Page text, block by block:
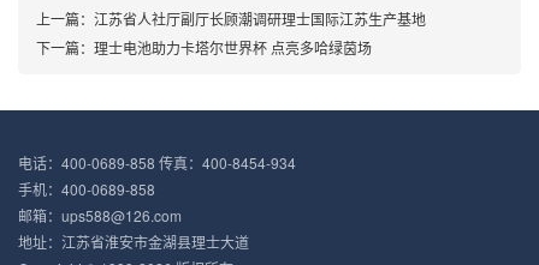
上一篇：江苏省人社厅副厅长顾潮调研理士国际江苏生产基地
下一篇：理士电池助力卡塔尔世界杯 点亮多哈绿茵场
电话：400-0689-858 传真：400-8454-934
手机：400-0689-858
邮箱：ups588@126.com
地址：江苏省淮安市金湖县理士大道